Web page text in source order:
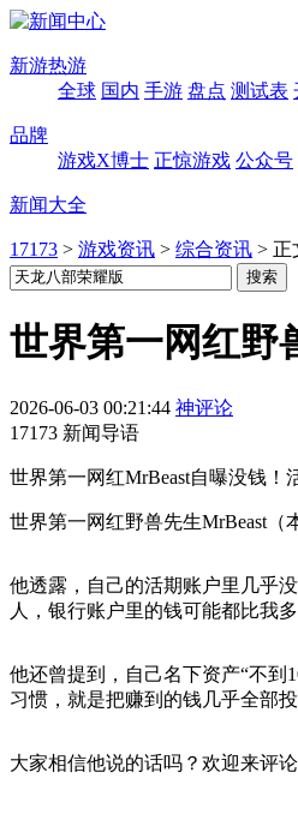
新游热游
全球 国内 手游 盘点 测试表
品牌
游戏X博士 正惊游戏 公众号
新闻大全
17173 > 游戏资讯 > 综合资讯 > 正
世界第一网红野
2026-06-03 00:21:44 神评论
17173 新闻导语
世界第一网红MrBeast自曝没钱
世界第一网红野兽先生MrBeast（
他透露，自己的活期账户里几乎
人，银行账户里的钱可能都比我
他还曾提到，自己名下资产“不到
习惯，就是把赚到的钱几乎全部
大家相信他说的话吗？欢迎来评论